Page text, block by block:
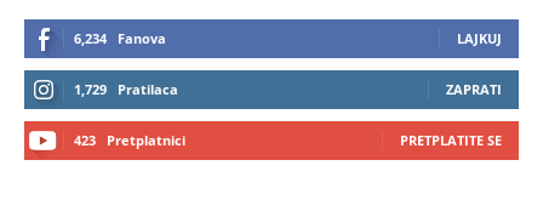
6,234 Fanova LAJKUJ
1,729 Pratilaca ZAPRATI
423 Pretplatnici PRETPLATITE SE